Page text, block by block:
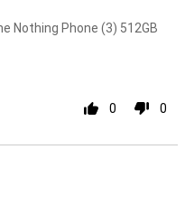
Nothing Phone (3) 512GB
0 0